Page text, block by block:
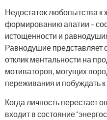
Недостаток любопытства к
формированию апатии –
истощенности и
Равнодушие представляет
отклик ментальности на
мотиваторов, могущих
переживания и побуждать
Когда личность перестает
входит в состояние